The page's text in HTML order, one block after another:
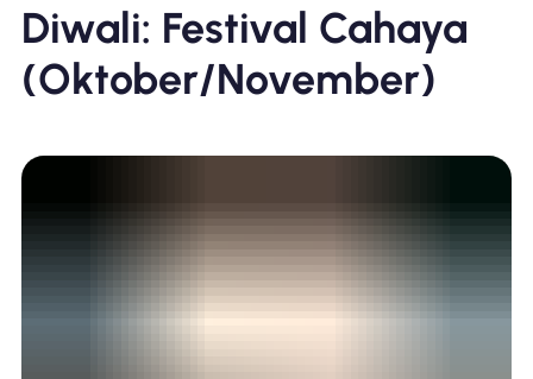
Diwali: Festival Cahaya
(Oktober/November)